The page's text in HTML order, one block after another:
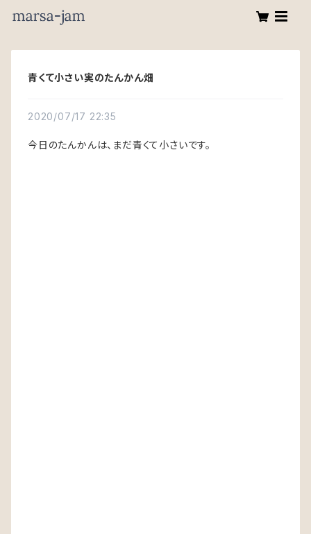
青くて小さい実のたんかん畑
2020/07/17 22:35
今日のたんかんは、まだ青くて小さいです。